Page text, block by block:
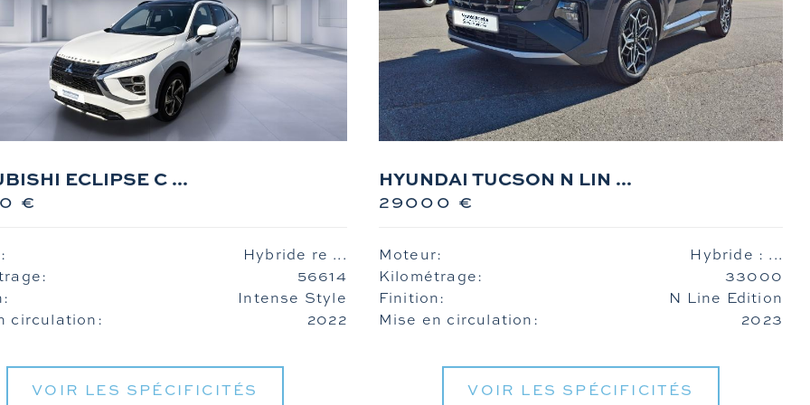
ECLIPSE C ...
€
Hybride re ...
56614
Intense Style
circulation:
2022
VOIR LES SPÉCIFICITÉS
HYUNDAI TUCSON N LIN ...
29000 €
Moteur:
Hybride : ...
Kilométrage:
33000
Finition:
N Line Edition
Mise en circulation:
2023
VOIR LES SPÉCIFICITÉS